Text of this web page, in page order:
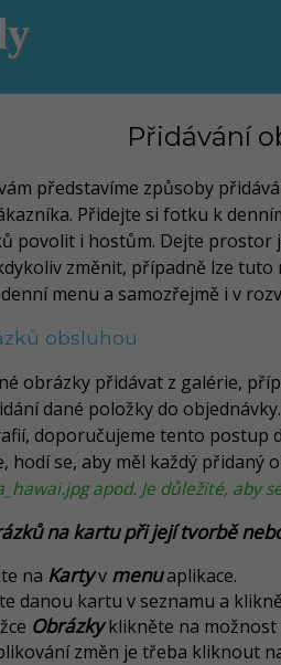
Přidávání
představíme způsoby
Přidejte si fotku k
povolit i hostům. Dejte prostor
změnit, případně lze
menu a samozřejmě i v
obsluhou
obrázky přidávat z galérie,
dané položky do
doporučujeme tento postup
hodí se, aby měl každý přidaný
apod. Je důležité,
na kartu při její tvorbě
na Kartyv menuaplikace.
danou kartu v seznamu a
Obrázkyklikněte na možnost
změn je třeba kliknout